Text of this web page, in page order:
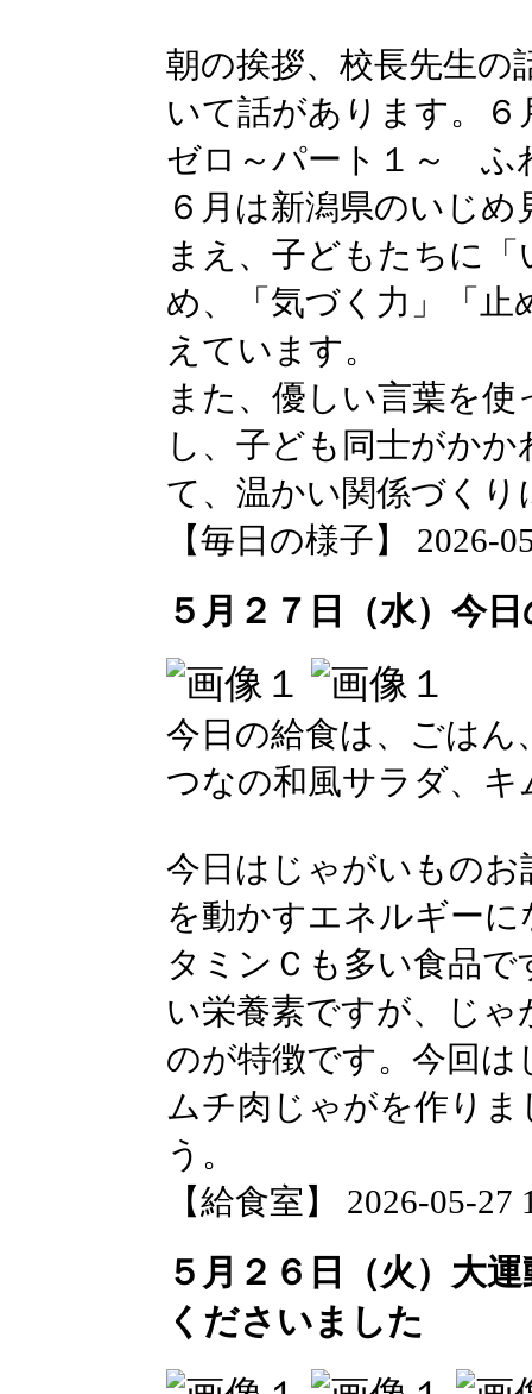
朝の挨拶、校長先生の
いて話があります。
ゼロ～パート１～ ふ
６月は新潟県のいじ
まえ、子どもたちに
め、「気づく力」「止
えています。
また、優しい言葉を
し、子ども同士がか
て、温かい関係づく
【毎日の様子】 2026-
５月２７日（水）今
今日の給食は、ごはん
つなの和風サラダ、
今日はじゃがいもの
を動かすエネルギー
タミンＣも多い食品
い栄養素ですが、じ
のが特徴です。今回
ムチ肉じゃがを作り
う。
【給食室】 2026-05-27
５月２６日（火）大
くださいました